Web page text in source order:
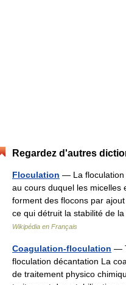
Regardez d'autres
Floculation — La floculation
au cours duquel les micelles
forment des flocons par
ce qui détruit la stabilité de
Wikipédia en Français
Coagulation-floculation —
floculation décantation La
de traitement physico